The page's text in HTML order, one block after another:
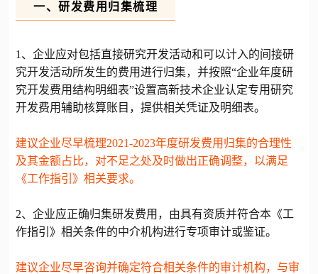
一、研发费用归集梳理
1、企业应对包括直接研究开发活动和可以计入的间接研
究开发活动所发生的费用进行归集，并按照“企业年度研
究开发费用结构明细表”设置高新技术企业认定专用研究
开发费用辅助核算账目，提供相关凭证及明细表。
建议企业尽早梳理2021-2023年度研发费用归集的合理性
及其金额占比，对不足之处及时做出正确调整，以满足
《工作指引》相关要求。
2、企业应正确归集研发费用，由具有资质并符合本《工
作指引》相关条件的中介机构进行专项审计或鉴证。
建议企业尽早咨询并确定符合相关条件的审计机构，与审